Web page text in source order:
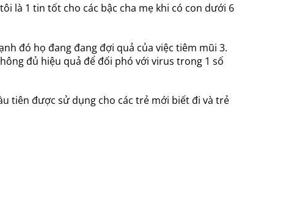
là 1 tin tốt cho các bậc cha mẹ khi có con dưới 6
đó họ đang đang đợi quả của việc tiêm mũi 3.
đủ hiệu quả để đối phó với virus trong 1 số
tiên được sử dụng cho các trẻ mới biết đi và trẻ